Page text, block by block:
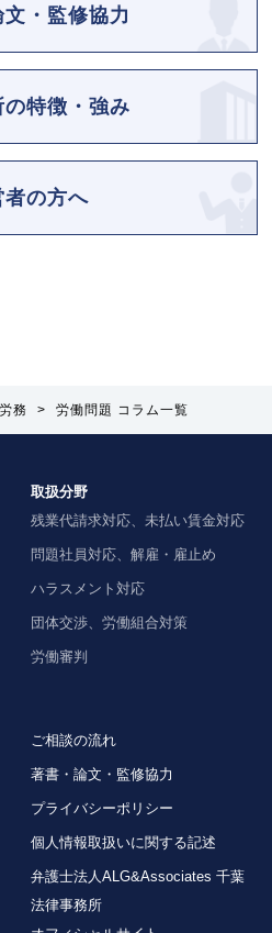
・監修協力
の特徴・強み
者の方へ
務 > 労働問題 コラム一覧
取扱分野
残業代請求対応、未払い賃金対応
問題社員対応、解雇・雇止め
ハラスメント対応
団体交渉、労働組合対策
労働審判
ご相談の流れ
著書・論文・監修協力
プライバシーポリシー
個人情報取扱いに関する記述
弁護士法人ALG&Associates 千葉
法律事務所